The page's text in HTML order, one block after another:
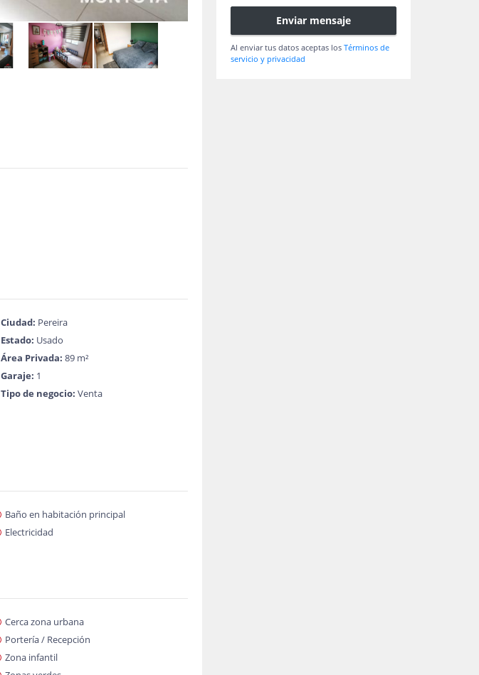
Ciudad: Pereira
Estado: Usado
Área Privada: 89 m²
Garaje: 1
Tipo de negocio: Venta
Baño en habitación principal
Electricidad
Cerca zona urbana
Portería / Recepción
Zona infantil
Enviar mensaje
Al enviar tus datos aceptas los Términos de
servicio y privacidad